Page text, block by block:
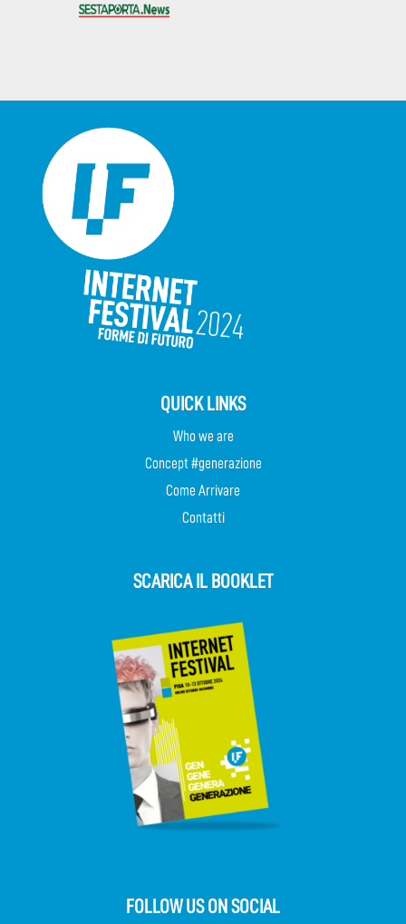
QUICK LINKS
Who we are
Concept #generazione
Come Arrivare
Contatti
SCARICA IL BOOKLET
FOLLOW US ON SOCIAL